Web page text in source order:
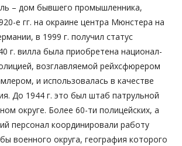
– дом бывшего промышленника,
е гг. на окраине центра Мюнстера на
в 1999 г. получил статус
г. вилла была приобретена национал-
возглавляемой рейхсфюрером
и использовалась в качестве
До 1944 г. это был штаб патрульной
округе. Более 60-ти полицейских, а
персонал координировали работу
военного округа, география которого